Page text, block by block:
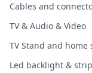
Cables and
TV & Audio & Video
TV Stand and home
Led backlight &